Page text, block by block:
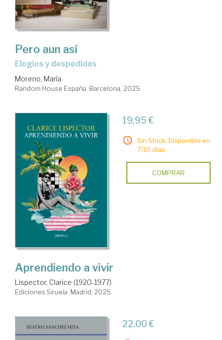
Pero aun así
Elogios y despedidas
Moreno, María
Random House España. Barcelona, 2025
19,95 €
Sin Stock. Disponible en
7/10 días.
COMPRAR
Aprendiendo a vivir
Lispector, Clarice (1920-1977)
Ediciones Siruela. Madrid, 2025
22,00 €